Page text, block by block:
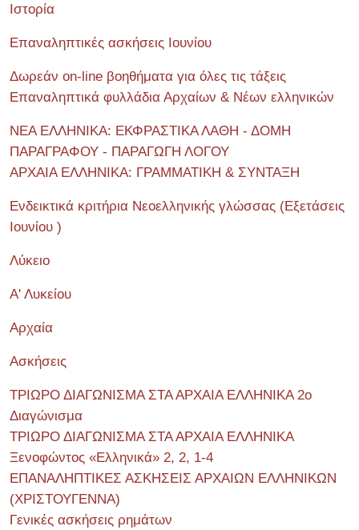
Ιστορία
Επαναληπτικές ασκήσεις Ιουνίου
Δωρεάν on-line βοηθήματα για όλες τις τάξεις
Επαναληπτικά φυλλάδια Αρχαίων & Νέων ελληνικών
ΝΕΑ ΕΛΛΗΝΙΚΑ: ΕΚΦΡΑΣΤΙΚΑ ΛΑΘΗ - ΔΟΜΗ
ΠΑΡΑΓΡΑΦΟΥ - ΠΑΡΑΓΩΓΗ ΛΟΓΟΥ
ΑΡΧΑΙΑ ΕΛΛΗΝΙΚΑ: ΓΡΑΜΜΑΤΙΚΗ & ΣΥΝΤΑΞΗ
Ενδεικτικά κριτήρια Νεοελληνικής γλώσσας (Εξετάσεις
Ιουνίου )
Λύκειο
Α' Λυκείου
Αρχαία
Ασκήσεις
ΤΡΙΩΡΟ ΔΙΑΓΩΝΙΣΜΑ ΣΤΑ ΑΡΧΑΙΑ ΕΛΛΗΝΙΚΑ 2o
Διαγώνισμα
ΤΡΙΩΡΟ ΔΙΑΓΩΝΙΣΜΑ ΣΤΑ ΑΡΧΑΙΑ ΕΛΛΗΝΙΚΑ
Ξενοφώντος «Ελληνικά» 2, 2, 1-4
ΕΠΑΝΑΛΗΠΤΙΚΕΣ ΑΣΚΗΣΕΙΣ ΑΡΧΑΙΩΝ ΕΛΛΗΝΙΚΩΝ
(ΧΡΙΣΤΟΥΓΕΝΝΑ)
Γενικές ασκήσεις ρημάτων